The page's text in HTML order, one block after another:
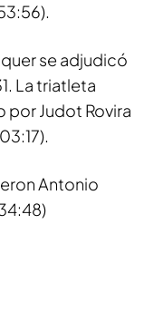
se adjudicó
La triatleta
Judot Rovira
Antonio